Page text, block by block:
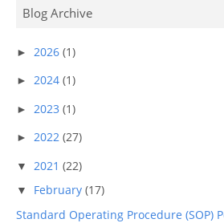
Blog Archive
► 2026 (1)
► 2024 (1)
► 2023 (1)
► 2022 (27)
▼ 2021 (22)
▼ February (17)
Standard Operating Procedure (SOP)